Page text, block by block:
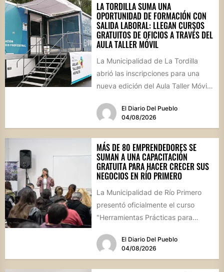
LA TORDILLA SUMA UNA
OPORTUNIDAD DE FORMACIÓN CON
SALIDA LABORAL: LLEGAN CURSOS
GRATUITOS DE OFICIOS A TRAVÉS DEL
AULA TALLER MÓVIL
La Municipalidad de La Tordilla
abrió las inscripciones para una
nueva edición del Aula Taller Móvil
El Diario Del Pueblo
04/08/2026
MÁS DE 80 EMPRENDEDORES SE
SUMAN A UNA CAPACITACIÓN
GRATUITA PARA HACER CRECER SUS
NEGOCIOS EN RÍO PRIMERO
La Municipalidad de Río Primero
presentó oficialmente el curso
"Herramientas Prácticas para
destinada a emprendedores,...
El Diario Del Pueblo
04/08/2026